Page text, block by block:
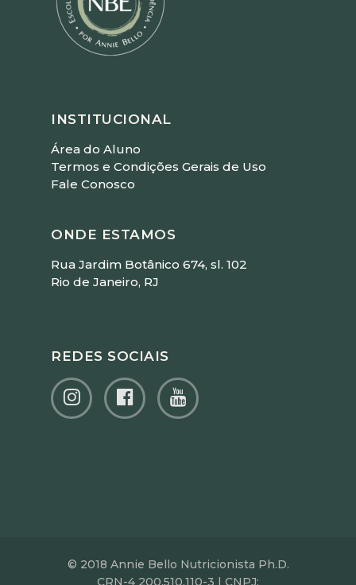
INSTITUCIONAL
Área do Aluno
Termos e Condições Gerais de Uso
Fale Conosco
ONDE ESTAMOS
Rua Jardim Botânico 674, sl. 102
Rio de Janeiro, RJ
REDES SOCIAIS
© 2018 Annie Bello Nutricionista Ph.D.
CRN-4 200.510.110-3 | CNPJ: